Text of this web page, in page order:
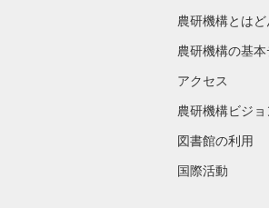
農研機構とは
農研機構の基本
アクセス
農研機構ビジ
図書館の利用
国際活動